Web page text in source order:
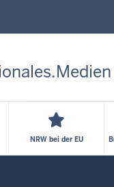
NRW bei der EU